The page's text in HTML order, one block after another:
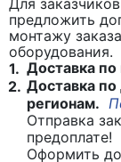
предложить
монтажу
оборудования.
1. Доставка по
2. Доставка
регионам.
Отправка
предоплате!
Оформить